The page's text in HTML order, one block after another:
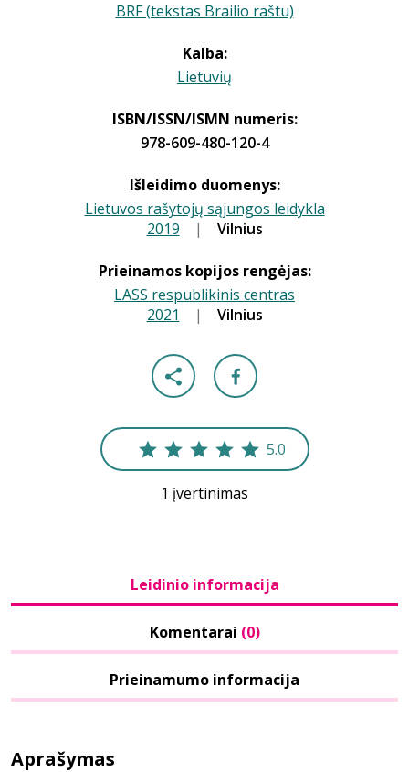
BRF (tekstas Brailio raštu)
Kalba:
Lietuvių
ISBN/ISSN/ISMN numeris:
978-609-480-120-4
Išleidimo duomenys:
Lietuvos rašytojų sąjungos leidykla
2019 | Vilnius
Prieinamos kopijos rengėjas:
LASS respublikinis centras
2021 | Vilnius
5.0
1 įvertinimas
Leidinio informacija
Komentarai (0)
Prieinamumo informacija
Aprašymas